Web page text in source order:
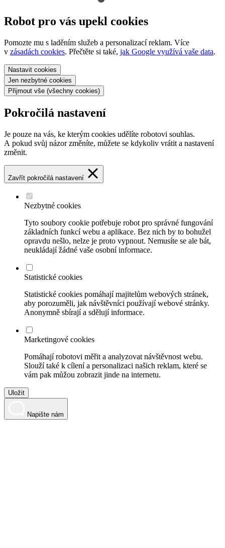
Robot pro vás upekl cookies
Pomozte mu s laděním služeb a personalizací reklam. Více
v zásadách cookies. Přečtěte si také, jak Google využívá vaše data.
Nastavit cookies
Jen nezbytné cookies
Přijmout vše (všechny cookies)
Pokročilá nastavení
Je pouze na vás, ke kterým cookies udělíte robotovi souhlas.
A pokud svůj názor změníte, můžete se kdykoliv vrátit a nastavení
změnit.
Zavřít pokročilá nastavení
Nezbytné cookies
Tyto soubory cookie potřebuje robot pro správné fungování
základních funkcí webu a aplikace. Bez nich by to bohužel
opravdu nešlo, nelze je proto vypnout. Nemusíte se ale bát,
neukládají žádné vaše osobní informace.
Statistické cookies
Statistické cookies pomáhají majitelům webových stránek,
aby porozuměli, jak návštěvníci používají webové stránky.
Anonymně sbírají a sdělují informace.
Marketingové cookies
Pomáhají robotovi měřit a analyzovat návštěvnost webu.
Slouží také k cílení a personalizaci našich reklam, které se
vám pak můžou zobrazit jinde na internetu.
Uložit
Napište nám